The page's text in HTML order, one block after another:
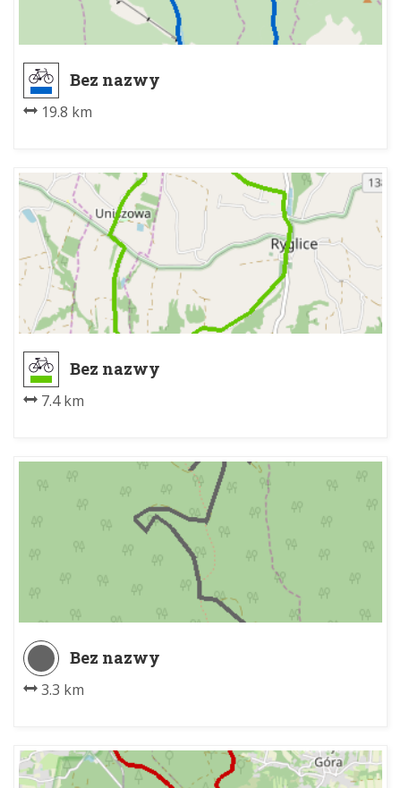
Bez nazwy
19.8 km
Bez nazwy
7.4 km
Bez nazwy
3.3 km